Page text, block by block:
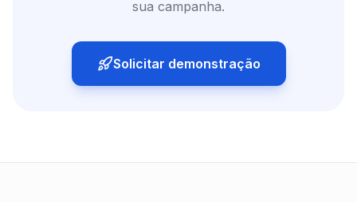
sua campanha.
Solicitar demonstração